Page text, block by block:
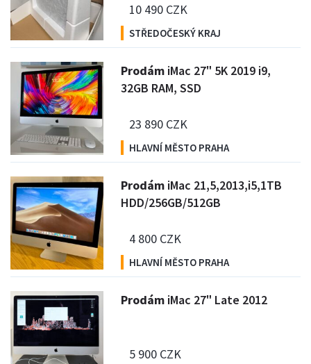
10 490 CZK
STŘEDOČESKÝ KRAJ
Prodám iMac 27" 5K 2019 i9,
32GB RAM, SSD
23 890 CZK
HLAVNÍ MĚSTO PRAHA
Prodám iMac 21,5,2013,i5,1TB
HDD/256GB/512GB
4 800 CZK
HLAVNÍ MĚSTO PRAHA
Prodám iMac 27" Late 2012
5 900 CZK